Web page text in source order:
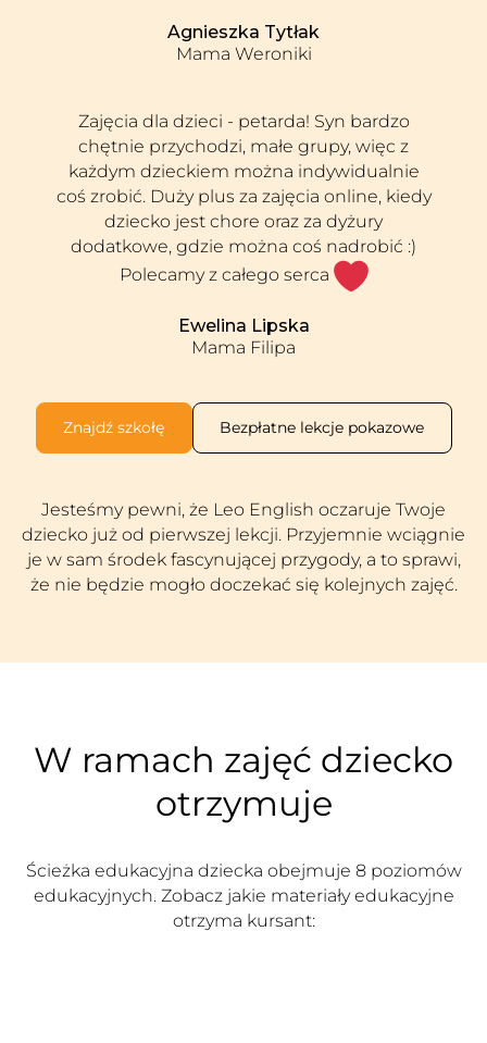
Agnieszka Tytłak
Mama Weroniki
Zajęcia dla dzieci - petarda! Syn bardzo
chętnie przychodzi, małe grupy, więc z
każdym dzieckiem można indywidualnie
coś zrobić. Duży plus za zajęcia online, kiedy
dziecko jest chore oraz za dyżury
dodatkowe, gdzie można coś nadrobić :)
Polecamy z całego serca
Ewelina Lipska
Mama Filipa
Znajdź szkołę Bezpłatne lekcje pokazowe
Jesteśmy pewni, że Leo English oczaruje Twoje
dziecko już od pierwszej lekcji. Przyjemnie wciągnie
je w sam środek fascynującej przygody, a to sprawi,
że nie będzie mogło doczekać się kolejnych zajęć.
W ramach zajęć dziecko
otrzymuje
Ścieżka edukacyjna dziecka obejmuje 8 poziomów
edukacyjnych. Zobacz jakie materiały edukacyjne
otrzyma kursant: